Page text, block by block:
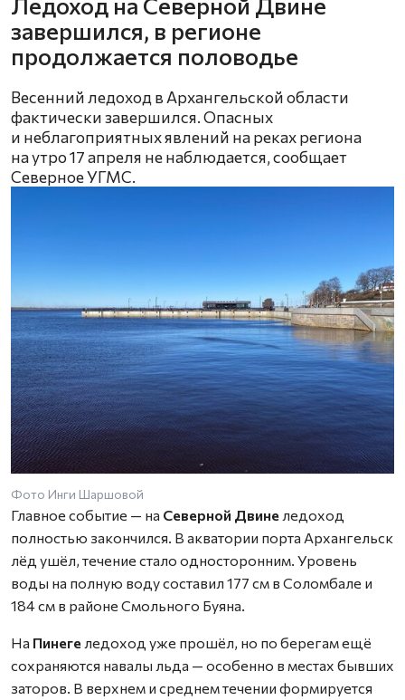
завершился, в регионе
продолжается половодье
Весенний ледоход в Архангельской области
фактически завершился. Опасных
и неблагоприятных явлений на реках региона
на утро 17 апреля не наблюдается, сообщает
Северное УГМС.
Фото Инги Шаршовой
Главное событие — на Северной Двине ледоход
полностью закончился. В акватории порта Архангельск
лёд ушёл, течение стало односторонним. Уровень
воды на полную воду составил 177 см в Соломбале и
184 см в районе Смольного Буяна.
На Пинеге ледоход уже прошёл, но по берегам ещё
сохраняются навалы льда — особенно в местах бывших
заторов. В верхнем и среднем течении формируется